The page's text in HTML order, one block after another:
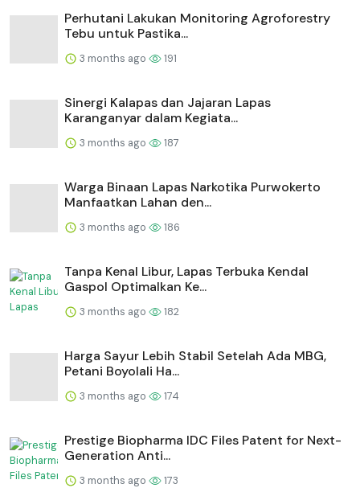
Perhutani Lakukan Monitoring Agroforestry
Tebu untuk Pastika...
3 months ago 191
⁠Sinergi Kalapas dan Jajaran Lapas
Karanganyar dalam Kegiata...
3 months ago 187
Warga Binaan Lapas Narkotika Purwokerto
Manfaatkan Lahan den...
3 months ago 186
Tanpa Kenal Libur, Lapas Terbuka Kendal
Gaspol Optimalkan Ke...
3 months ago 182
Harga Sayur Lebih Stabil Setelah Ada MBG,
Petani Boyolali Ha...
3 months ago 174
Prestige Biopharma IDC Files Patent for Next-
Generation Anti...
3 months ago 173